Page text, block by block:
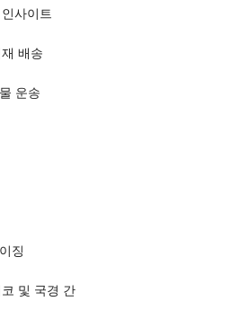
사이트
배송
운송
징
및 국경 간